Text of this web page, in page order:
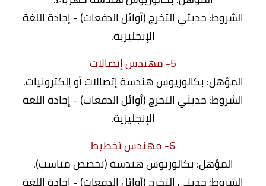
الشروط: حديثي التخرج (أوائل الدفعات) - إجادة اللغة
الإنجليزية.
5- مهندس إتصالات
المؤهل: بكالوريوس هندسة إتصالات أو إلكترونيات.
الشروط: حديثي التخرج (أوائل الدفعات) - إجادة اللغة
الإنجليزية.
6- مهندس تخطيط
المؤهل: بكالوريوس هندسة (تخصص مناسب).
الشروط: حديثي التخرج (أوائل الدفعات) - إجادة اللغة